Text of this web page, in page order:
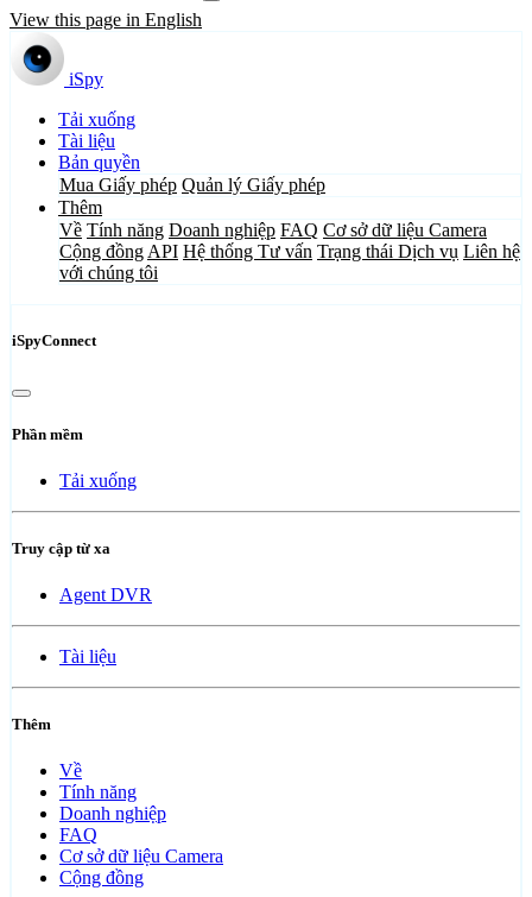
View this page in English
iSpy
Tải xuống
Tài liệu
Bản quyền
Mua Giấy phép Quản lý Giấy phép
Thêm
Về Tính năng Doanh nghiệp FAQ Cơ sở dữ liệu Camera
Cộng đồng API Hệ thống Tư vấn Trạng thái Dịch vụ Liên hệ
với chúng tôi
iSpyConnect
Phần mềm
Tải xuống
Truy cập từ xa
Agent DVR
Tài liệu
Thêm
Về
Tính năng
Doanh nghiệp
FAQ
Cơ sở dữ liệu Camera
Cộng đồng